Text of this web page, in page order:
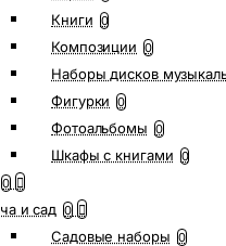
Книги 0
Композиции 0
Наборы дисков
Фигурки 0
Фотоальбомы 0
Шкафы с книгами 0
0
и сад 0
Садовые наборы 0